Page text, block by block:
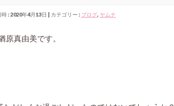
: 2020年4月13日 カテゴリー : ブログ, ヤムナ
真由美です。